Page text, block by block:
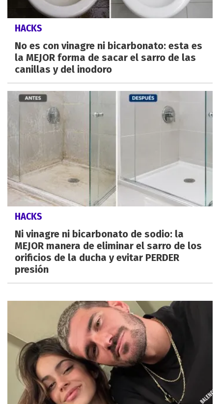
HACKS
No es con vinagre ni bicarbonato: esta es
la MEJOR forma de sacar el sarro de las
canillas y del inodoro
HACKS
Ni vinagre ni bicarbonato de sodio: la
MEJOR manera de eliminar el sarro de los
orificios de la ducha y evitar PERDER
presión